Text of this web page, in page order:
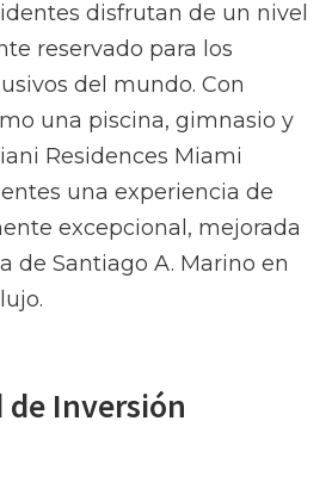
disfrutan de un nivel
reservado para los
del mundo. Con
una piscina, gimnasio y
Residences Miami
una experiencia de
excepcional, mejorada
de Santiago A. Marino en
Inversión